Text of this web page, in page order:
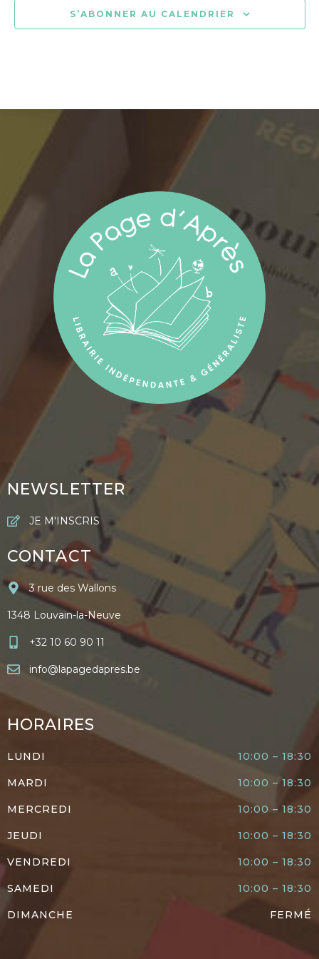
S’ABONNER AU CALENDRIER
NEWSLETTER
JE M'INSCRIS
CONTACT
3 rue des Wallons
1348 Louvain-la-Neuve
+32 10 60 90 11
info@lapagedapres.be
HORAIRES
LUNDI
MARDI
MERCREDI
JEUDI
VENDREDI
SAMEDI
DIMANCHE
10:00 – 18:30
10:00 – 18:30
10:00 – 18:30
10:00 – 18:30
10:00 – 18:30
10:00 – 18:30
FERMÉ